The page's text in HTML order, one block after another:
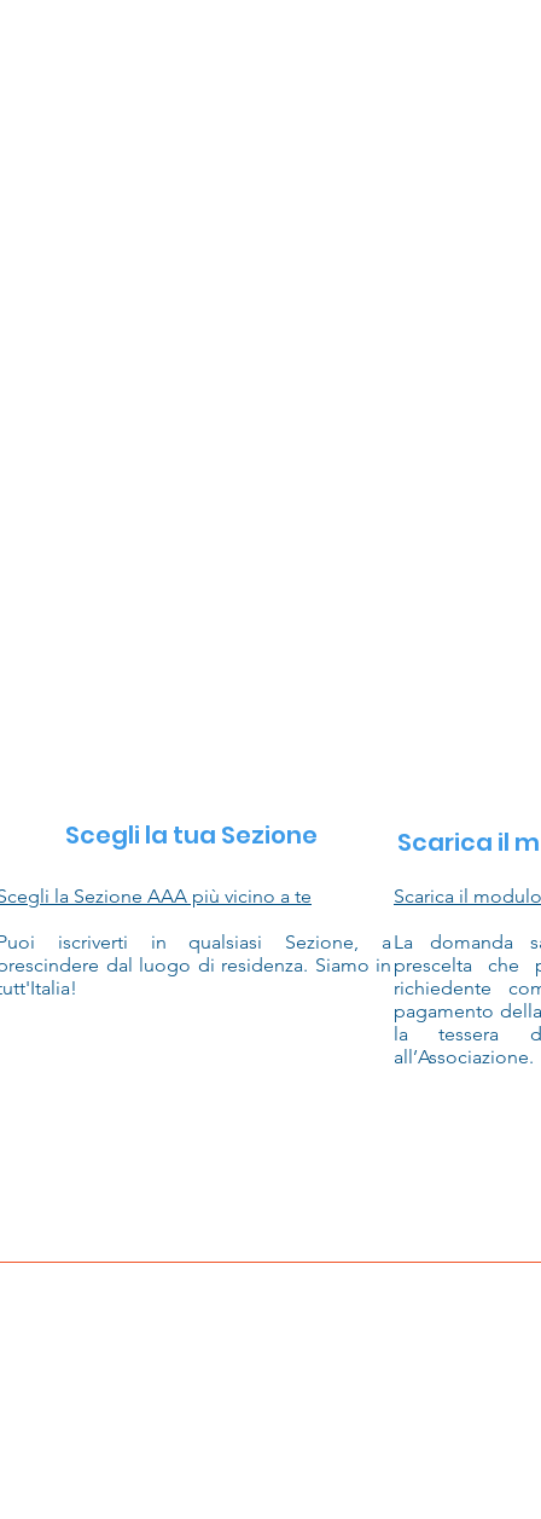
Scegli la tua Sezione
la Sezione AAA più vicino a te
iscriverti in qualsiasi Sezione, a
dal luogo di residenza. Siamo in
Scarica il
Scarica il modulo
La domanda
prescelta che
richiedente
pagamento
la tessera
all’Associazione.